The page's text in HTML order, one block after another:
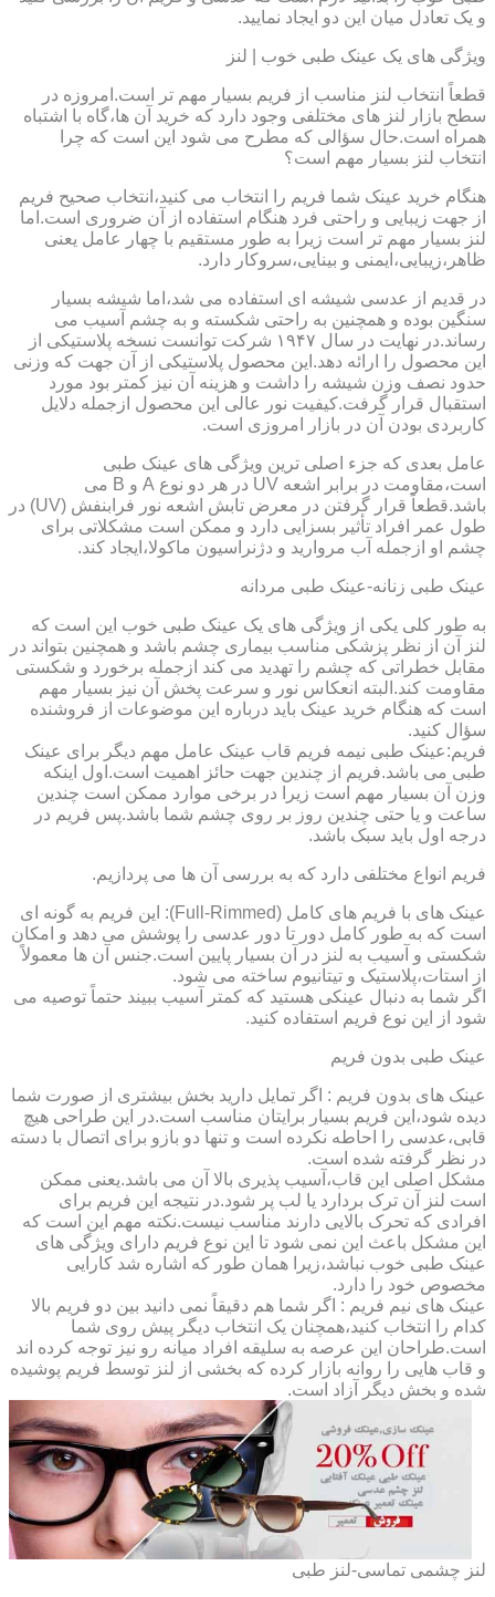
و یک تعادل میان این دو ایجاد نمایید.
ویژگی های یک عینک طبی خوب | لنز
قطعاً انتخاب لنز مناسب از فریم بسیار مهم تر است.امروزه در
سطح بازار لنز های مختلفی وجود دارد که خرید آن ها،گاه با اشتباه
همراه است.حال سؤالی که مطرح می شود این است که چرا
انتخاب لنز بسیار مهم است؟
هنگام خرید عینک شما فریم را انتخاب می کنید،انتخاب صحیح فریم
از جهت زیبایی و راحتی فرد هنگام استفاده از آن ضروری است.اما
لنز بسیار مهم تر است زیرا به طور مستقیم با چهار عامل یعنی
ظاهر،زیبایی،ایمنی و بینایی،سروکار دارد.
در قدیم از عدسی شیشه ای استفاده می شد،اما شیشه بسیار
سنگین بوده و همچنین به راحتی شکسته و به چشم آسیب می
رساند.در نهایت در سال ۱۹۴۷ شرکت توانست نسخه پلاستیکی از
این محصول را ارائه دهد.این محصول پلاستیکی از آن جهت که وزنی
حدود نصف وزن شیشه را داشت و هزینه آن نیز کمتر بود مورد
استقبال قرار گرفت.کیفیت نور عالی این محصول ازجمله دلایل
کاربردی بودن آن در بازار امروزی است.
عامل بعدی که جزء اصلی ترین ویژگی های عینک طبی
است،مقاومت در برابر اشعه UV در هر دو نوع A و B می
باشد.قطعاً قرار گرفتن در معرض تابش اشعه نور فرابنفش (UV) در
طول عمر افراد تأثیر بسزایی دارد و ممکن است مشکلاتی برای
چشم او ازجمله آب مروارید و دژنراسیون ماکولا،ایجاد کند.
عینک طبی زنانه-عینک طبی مردانه
به طور کلی یکی از ویژگی های یک عینک طبی خوب این است که
لنز آن از نظر پزشکی مناسب بیماری چشم باشد و همچنین بتواند در
مقابل خطراتی که چشم را تهدید می کند ازجمله برخورد و شکستی
مقاومت کند.البته انعکاس نور و سرعت پخش آن نیز بسیار مهم
است که هنگام خرید عینک باید درباره این موضوعات از فروشنده
سؤال کنید.
فریم:عینک طبی نیمه فریم قاب عینک عامل مهم دیگر برای عینک
طبی می باشد.فریم از چندین جهت حائز اهمیت است.اول اینکه
وزن آن بسیار مهم است زیرا در برخی موارد ممکن است چندین
ساعت و یا حتی چندین روز بر روی چشم شما باشد.پس فریم در
درجه اول باید سبک باشد.
فریم انواع مختلفی دارد که به بررسی آن ها می پردازیم.
عینک های با فریم های کامل (Full-Rimmed): این فریم به گونه ای
است که به طور کامل دور تا دور عدسی را پوشش می دهد و امکان
شکستی و آسیب به لنز در آن بسیار پایین است.جنس آن ها معمولاً
از استات،پلاستیک و تیتانیوم ساخته می شود.
اگر شما به دنبال عینکی هستید که کمتر آسیب ببیند حتماً توصیه می
شود از این نوع فریم استفاده کنید.
عینک طبی بدون فریم
عینک های بدون فریم : اگر تمایل دارید بخش بیشتری از صورت شما
دیده شود،این فریم بسیار برایتان مناسب است.در این طراحی هیچ
قابی،عدسی را احاطه نکرده است و تنها دو بازو برای اتصال با دسته
در نظر گرفته شده است.
مشکل اصلی این قاب،آسیب پذیری بالا آن می باشد.یعنی ممکن
است لنز آن ترک بردارد یا لب پر شود.در نتیجه این فریم برای
افرادی که تحرک بالایی دارند مناسب نیست.نکته مهم این است که
این مشکل باعث این نمی شود تا این نوع فریم دارای ویژگی های
عینک طبی خوب نباشد،زیرا همان طور که اشاره شد کارایی
مخصوص خود را دارد.
عینک های نیم فریم : اگر شما هم دقیقاً نمی دانید بین دو فریم بالا
کدام را انتخاب کنید،همچنان یک انتخاب دیگر پیش روی شما
است.طراحان این عرصه به سلیقه افراد میانه رو نیز توجه کرده اند
و قاب هایی را روانه بازار کرده که بخشی از لنز توسط فریم پوشیده
شده و بخش دیگر آزاد است.
لنز چشمی تماسی-لنز طبی